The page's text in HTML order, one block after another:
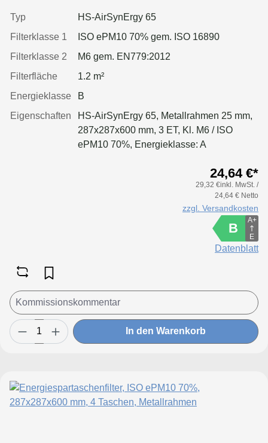
Typ
HS-AirSynErgy 65
Filterklasse 1
ISO ePM10 70% gem. ISO 16890
Filterklasse 2
M6 gem. EN779:2012
Filterfläche
1.2 m²
Energieklasse
B
Eigenschaften
HS-AirSynErgy 65, Metallrahmen 25 mm,
287x287x600 mm, 3 ET, Kl. M6 / ISO
ePM10 70%, Energieklasse: A
24,64 €*
29,32 €inkl. MwSt. /
24,64 € Netto
zzgl. Versandkosten
B
A+
E
Datenblatt
In den Warenkorb